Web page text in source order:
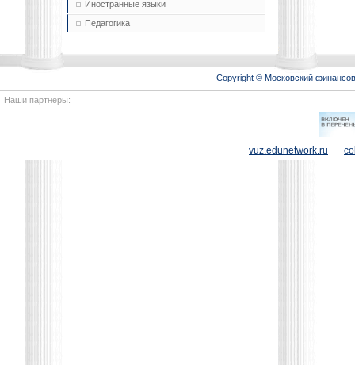
Иностранные языки
Педагогика
Copyright © Московский
Наши партнеры:
vuz.edunetwork.ru